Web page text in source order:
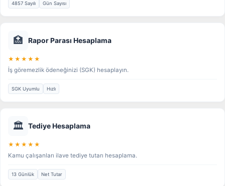
4857 Sayılı Gün Sayısı
🏥 Rapor Parası Hesaplama
★★★★★
İş göremezlik ödeneğinizi (SGK) hesaplayın.
SGK Uyumlu Hızlı
🏛️ Tediye Hesaplama
★★★★★
Kamu çalışanları ilave tediye tutarı hesaplama.
13 Günlük Net Tutar